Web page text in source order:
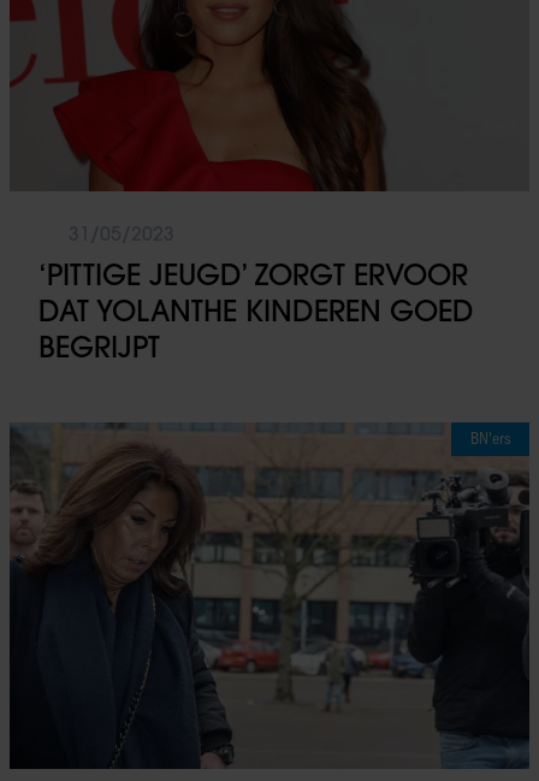
‘PITTIGE JEUGD’ ZORGT ERVOOR
DAT YOLANTHE KINDEREN GOED
BEGRIJPT
BN'ers